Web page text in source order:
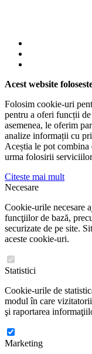
Acest website
Folosim cookie-uri
pentru a oferi funcții
asemenea, le oferim
analize informații cu
Aceștia le pot
urma folosirii
Citeste mai mult
Necesare
Cookie-urile necesare
funcţiilor de bază,
securizate de pe site.
aceste cookie-uri.
Statistici
Cookie-urile de
modul în care
şi raportarea
Marketing